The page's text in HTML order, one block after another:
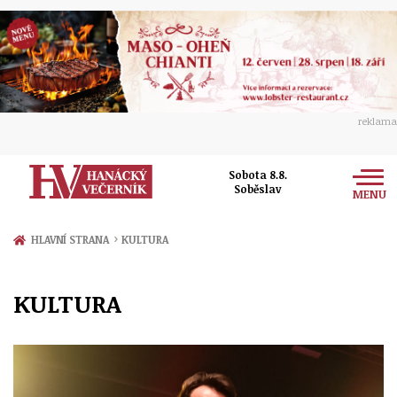
reklama
Sobota 8.8.
Soběslav
MENU
Zprávy
Politika
Kultura
Společnost
HLAVNÍ STRANA › KULTURA
KULTURA